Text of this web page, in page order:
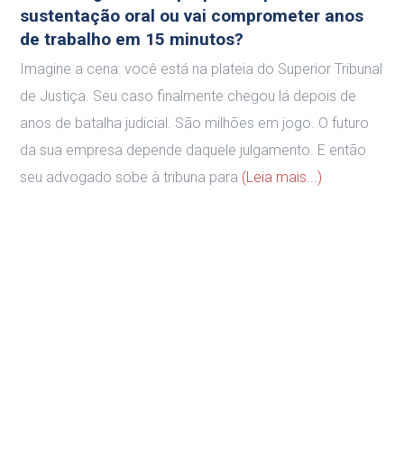
sustentação oral ou vai comprometer anos
de trabalho em 15 minutos?
Imagine a cena: você está na plateia do Superior Tribunal
de Justiça. Seu caso finalmente chegou lá depois de
anos de batalha judicial. São milhões em jogo. O futuro
da sua empresa depende daquele julgamento. E então
seu advogado sobe à tribuna para (Leia mais...)